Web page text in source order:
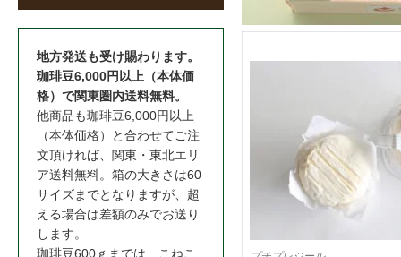
地方発送も受け賜わります。
珈琲豆6,000円以上（本体価
格）で関東圏内送料無料。
他商品も珈琲豆6,000円以上
（本体価格）と合わせてご注
文頂ければ、関東・東北エリ
ア送料無料。箱の大きさは60
サイズまでとなりますが、超
える場合は差額のみでお送り
します。
珈琲豆600ｇまでは、こねこ